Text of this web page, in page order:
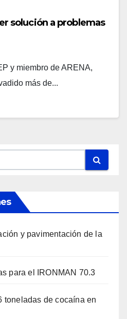
solución a problemas
y miembro de ARENA,
más de...
y pavimentación de la
para el IRONMAN 70.3
toneladas de cocaína en